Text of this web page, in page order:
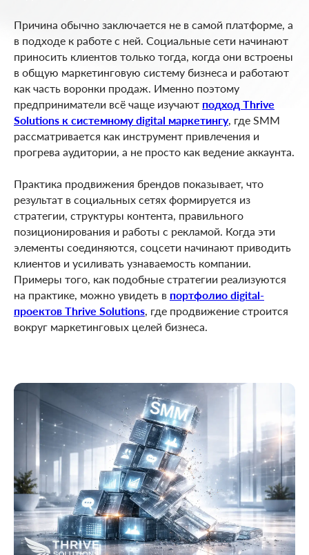
Причина обычно заключается не в самой платформе, а
в подходе к работе с ней. Социальные сети начинают
приносить клиентов только тогда, когда они встроены
в общую маркетинговую систему бизнеса и работают
как часть воронки продаж. Именно поэтому
предприниматели всё чаще изучают подход Thrive
Solutions к системному digital маркетингу, где SMM
рассматривается как инструмент привлечения и
прогрева аудитории, а не просто как ведение аккаунта.
Практика продвижения брендов показывает, что
результат в социальных сетях формируется из
стратегии, структуры контента, правильного
позиционирования и работы с рекламой. Когда эти
элементы соединяются, соцсети начинают приводить
клиентов и усиливать узнаваемость компании.
Примеры того, как подобные стратегии реализуются
на практике, можно увидеть в портфолио digital-
проектов Thrive Solutions , где продвижение строится
вокруг маркетинговых целей бизнеса.